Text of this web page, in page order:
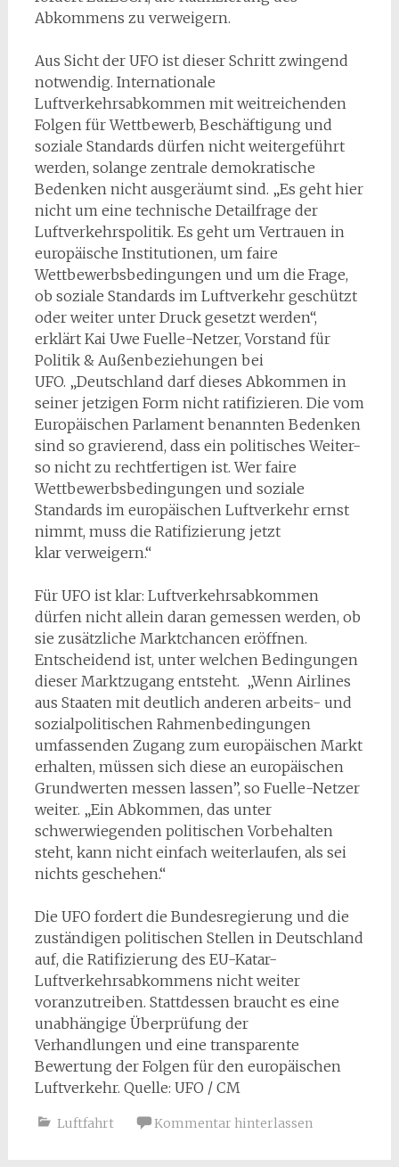
Abkommens zu verweigern.
Aus Sicht der UFO ist dieser Schritt zwingend
notwendig. Internationale
Luftverkehrsabkommen mit weitreichenden
Folgen für Wettbewerb, Beschäftigung und
soziale Standards dürfen nicht weitergeführt
werden, solange zentrale demokratische
Bedenken nicht ausgeräumt sind. „Es geht hier
nicht um eine technische Detailfrage der
Luftverkehrspolitik. Es geht um Vertrauen in
europäische Institutionen, um faire
Wettbewerbsbedingungen und um die Frage,
ob soziale Standards im Luftverkehr geschützt
oder weiter unter Druck gesetzt werden“,
erklärt Kai Uwe Fuelle-Netzer, Vorstand für
Politik & Außenbeziehungen bei
UFO. „Deutschland darf dieses Abkommen in
seiner jetzigen Form nicht ratifizieren. Die vom
Europäischen Parlament benannten Bedenken
sind so gravierend, dass ein politisches Weiter-
so nicht zu rechtfertigen ist. Wer faire
Wettbewerbsbedingungen und soziale
Standards im europäischen Luftverkehr ernst
nimmt, muss die Ratifizierung jetzt
klar verweigern.“
Für UFO ist klar: Luftverkehrsabkommen
dürfen nicht allein daran gemessen werden, ob
sie zusätzliche Marktchancen eröffnen.
Entscheidend ist, unter welchen Bedingungen
dieser Marktzugang entsteht. „Wenn Airlines
aus Staaten mit deutlich anderen arbeits- und
sozialpolitischen Rahmenbedingungen
umfassenden Zugang zum europäischen Markt
erhalten, müssen sich diese an europäischen
Grundwerten messen lassen”, so Fuelle-Netzer
weiter. „Ein Abkommen, das unter
schwerwiegenden politischen Vorbehalten
steht, kann nicht einfach weiterlaufen, als sei
nichts geschehen.“
Die UFO fordert die Bundesregierung und die
zuständigen politischen Stellen in Deutschland
auf, die Ratifizierung des EU-Katar-
Luftverkehrsabkommens nicht weiter
voranzutreiben. Stattdessen braucht es eine
unabhängige Überprüfung der
Verhandlungen und eine transparente
Bewertung der Folgen für den europäischen
Luftverkehr. Quelle: UFO / CM
Luftfahrt Kommentar hinterlassen